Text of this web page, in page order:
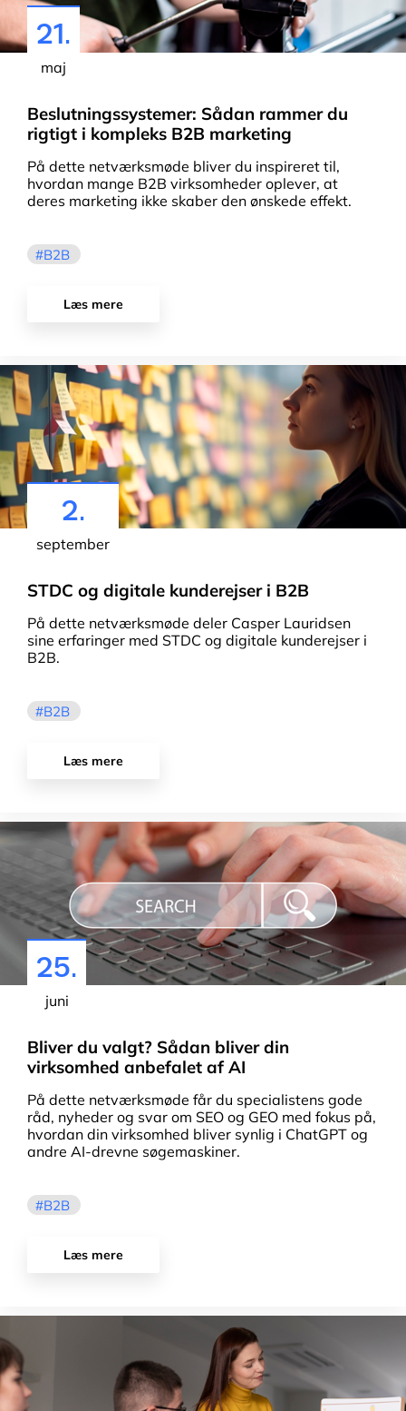
21.
maj
Beslutningssystemer: Sådan rammer du
rigtigt i kompleks B2B marketing
På dette netværksmøde bliver du inspireret til,
hvordan mange B2B virksomheder oplever, at
deres marketing ikke skaber den ønskede effekt.
B2B
Læs mere
2.
september
STDC og digitale kunderejser i B2B
På dette netværksmøde deler Casper Lauridsen
sine erfaringer med STDC og digitale kunderejser i
B2B.
B2B
Læs mere
25.
juni
Bliver du valgt? Sådan bliver din
virksomhed anbefalet af AI
På dette netværksmøde får du specialistens gode
råd, nyheder og svar om SEO og GEO med fokus på,
hvordan din virksomhed bliver synlig i ChatGPT og
andre AI-drevne søgemaskiner.
B2B
Læs mere